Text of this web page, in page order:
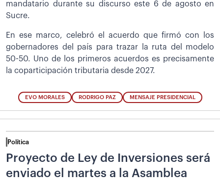
mandatario durante su discurso este 6 de agosto en
Sucre.
En ese marco, celebró el acuerdo que firmó con los
gobernadores del país para trazar la ruta del modelo
50-50. Uno de los primeros acuerdos es precisamente
la coparticipación tributaria desde 2027.
EVO MORALES RODRIGO PAZ MENSAJE PRESIDENCIAL
Política
Proyecto de Ley de Inversiones será
enviado el martes a la Asamblea